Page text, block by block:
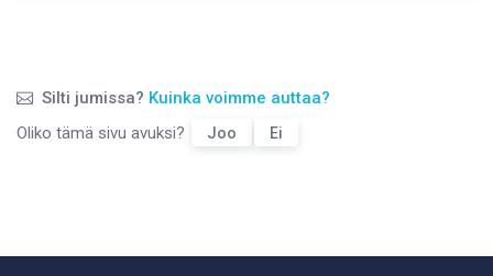
Silti jumissa? Kuinka voimme auttaa?
Oliko tämä sivu avuksi?
Joo Ei